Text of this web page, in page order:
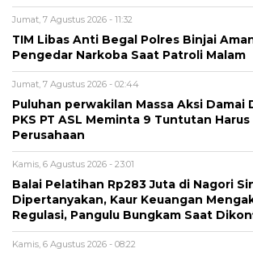
Jumat, 7 Agustus 2026 - 11:32
TIM Libas Anti Begal Polres Binjai
Pengedar Narkoba Saat Patroli Malam
Jumat, 7 Agustus 2026 - 02:44
Puluhan perwakilan Massa Aksi Damai
PKS PT ASL Meminta 9 Tuntutan
Perusahaan
Kamis, 6 Agustus 2026 - 23:01
Balai Pelatihan Rp283 Juta di Nagori
Dipertanyakan, Kaur Keuangan
Regulasi, Pangulu Bungkam Saat
Kamis, 6 Agustus 2026 - 08:22